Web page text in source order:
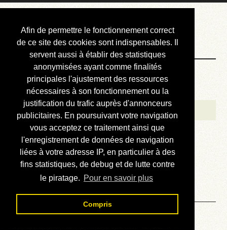
Afin de permettre le fonctionnement correct
de ce site des cookies sont indispensables. Il
servent aussi à établir des statistiques
anonymisées ayant comme finalités
principales l'ajustement des ressources
nécessaires à son fonctionnement ou la
justification du trafic auprès d'annonceurs
publicitaires. En poursuivant votre navigation
vous acceptez ce traitement ainsi que
l'enregistrement de données de navigation
liées à votre adresse IP, en particulier à des
fins statistiques, de debug et de lutte contre
le piratage. Pour en savoir plus
Compris
Courbis, « LE »
Blog Officiel
Bienvenue
Réalisations
Divers (et d’été)
Annonces
Liens externes
Téléchargement
Contact